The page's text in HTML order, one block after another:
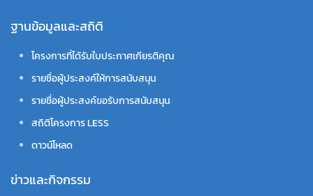
ฐานข้อมูลและสถิติ
โครงการที่ได้รับใบประกาศเกียรติคุณ
รายชื่อผู้ประสงค์ให้การสนับสนุน
รายชื่อผู้ประสงค์ขอรับการสนับสนุน
สถิติโครงการ LESS
ดาวน์โหลด
ข่าวและกิจกรรม